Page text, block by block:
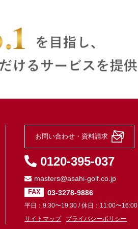
お問い合わせ・資料請求
0120-395-037
masters@asahi-golf.co.jp
FAX 03-3278-9886
平日：9:30〜19:30 / 休日：11:00〜16:00
サイトマップ
プライバシーポリシー